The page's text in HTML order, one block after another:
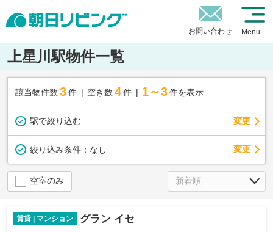
お問い合わせ Menu
上星川駅物件一覧
該当物件数 3件 空き数 4 件 1～3 件を表示
駅で絞り込む 変更
絞り込み条件： なし 変更
空室のみ
賃貸 | マンション グラン イセ